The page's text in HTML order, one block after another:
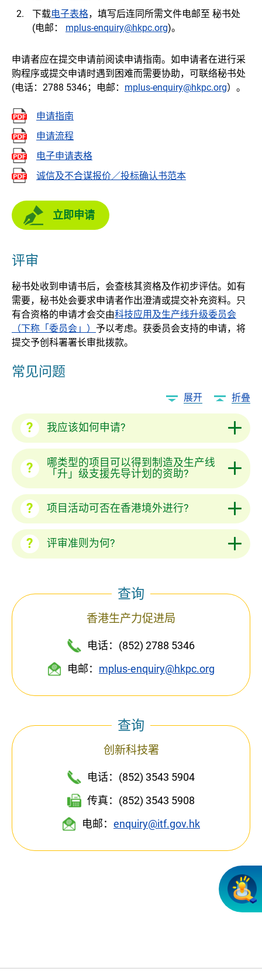
下载电子表格，填写后连同所需文件电邮至 秘书处
(电邮： mplus-enquiry@hkpc.org)。
申请者应在提交申请前阅读申请指南。如申请者在进行采
购程序或提交申请时遇到困难而需要协助，可联络秘书处
(电话：2788 5346；电邮： mplus-enquiry@hkpc.org）。
申请指南
申请流程
电子申请表格
诚信及不合谋报价／投标确认书范本
立即申请
评审
秘书处收到申请书后，会查核其资格及作初步评估。如有
需要，秘书处会要求申请者作出澄清或提交补充资料。只
有合资格的申请才会交由科技应用及生产线升级委员会
（下称「委员会」） 予以考虑。获委员会支持的申请，将
提交予创科署署长审批拨款。
常见问题
展开 折叠
我应该如何申请?
哪类型的项目可以得到制造及生产线
「升」级支援先导计划的资助?
项目活动可否在香港境外进行?
评审准则为何?
查询
香港生产力促进局
电话：(852) 2788 5346
电邮： mplus-enquiry@hkpc.org
查询
创新科技署
电话：(852) 3543 5904
传真：(852) 3543 5908
电邮： enquiry@itf.gov.hk